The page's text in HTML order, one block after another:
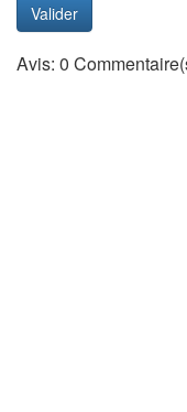
Valider
Avis: 0